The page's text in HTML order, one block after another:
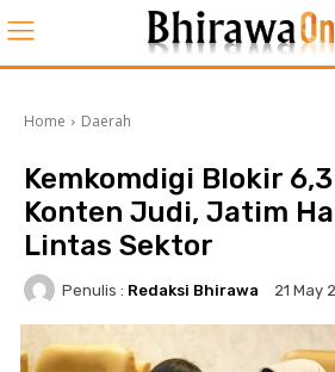
Home Daerah
Kemkomdigi Blokir
Konten Judi, Jatim
Lintas Sektor
Penulis : Redaksi Bhirawa 21 May